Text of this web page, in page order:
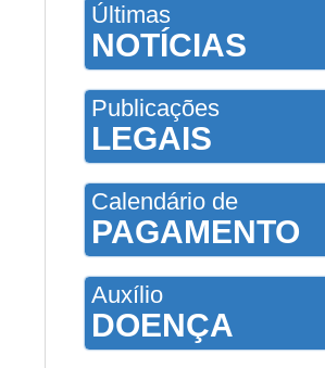
Últimas
NOTÍCIAS
Publicações
LEGAIS
Calendário de
PAGAMENTO
Auxílio
DOENÇA